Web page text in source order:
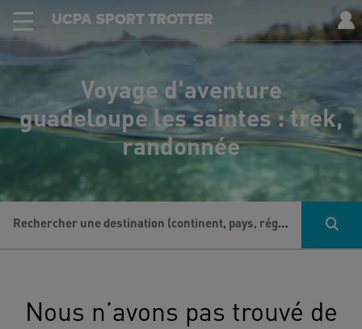
UCPA SPORT TROTTER
Voyage d'aventure
guadeloupe les saintes : trek,
randonnée
Rechercher une destination (continent, pays, région...), une activité...
Nous n’avons pas trouvé de